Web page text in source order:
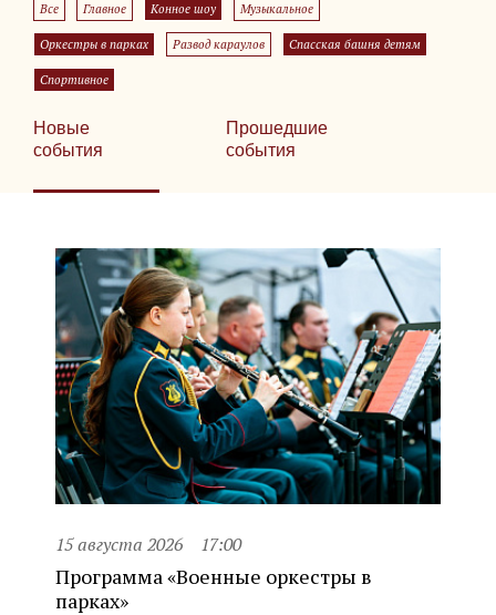
Все Главное Конное шоу Музыкальное
Оркестры в парках Развод караулов Спасская башня детям
Спортивное
Новые
события
Прошедшие
события
15 августа 2026 17:00
Программа «Военные оркестры в
парках»